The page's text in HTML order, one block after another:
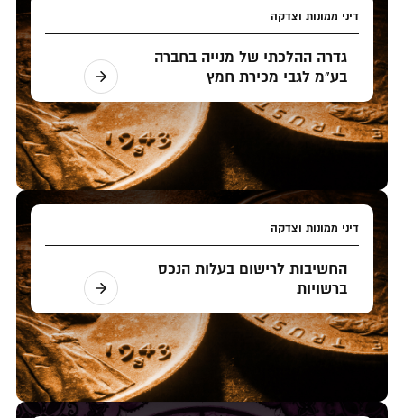
דיני ממונות וצדקה
גדרה ההלכתי של מנייה בחברה
בע"מ לגבי מכירת חמץ
דיני ממונות וצדקה
החשיבות לרישום בעלות הנכס
ברשויות